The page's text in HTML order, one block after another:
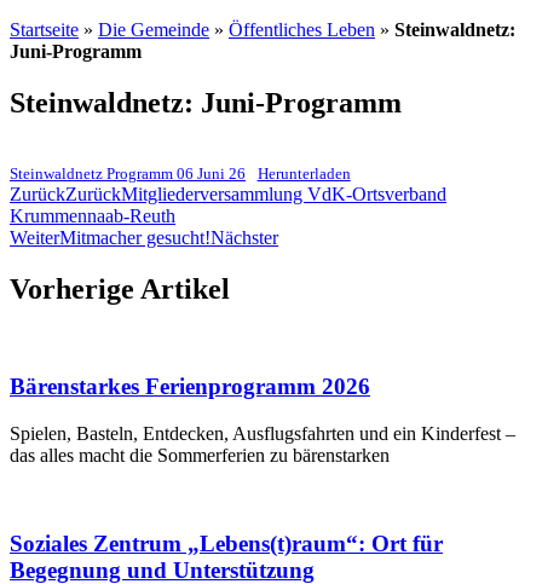
Startseite » Die Gemeinde » Öffentliches Leben » Steinwaldnetz:
Juni-Programm
Steinwaldnetz: Juni-Programm
Steinwaldnetz Programm 06 Juni 26 Herunterladen
ZurückZurückMitgliederversammlung VdK-Ortsverband
Krummennaab-Reuth
WeiterMitmacher gesucht!Nächster
Vorherige Artikel
Bärenstarkes Ferienprogramm 2026
Spielen, Basteln, Entdecken, Ausflugsfahrten und ein Kinderfest –
das alles macht die Sommerferien zu bärenstarken
Soziales Zentrum „Lebens(t)raum“: Ort für
Begegnung und Unterstützung